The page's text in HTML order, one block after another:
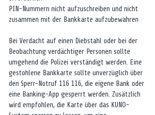
PIN-Nummern nicht aufzuschreiben und nicht
zusammen mit der Bankkarte aufzubewahren
Bei Verdacht auf einen Diebstahl oder bei der
Beobachtung verdächtiger Personen sollte
umgehend die Polizei verständigt werden. Eine
gestohlene Bankkarte sollte unverzüglich über
den Sperr-Notruf 116 116, die eigene Bank oder
eine Banking-App gesperrt werden. Zusätzlich
wird empfohlen, die Karte über das KUNO-